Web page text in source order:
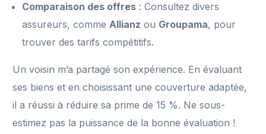
Comparaison des offres : Consultez divers
assureurs, commeAllianz ou Groupama, pour
trouver des tarifs compétitifs.
Un voisin m’a partagé son expérience. En évaluant
ses biens et en choisissant une couverture adaptée,
il a réussi à réduire sa prime de 15 %. Ne sous-
estimez pas la puissance de la bonne évaluation !